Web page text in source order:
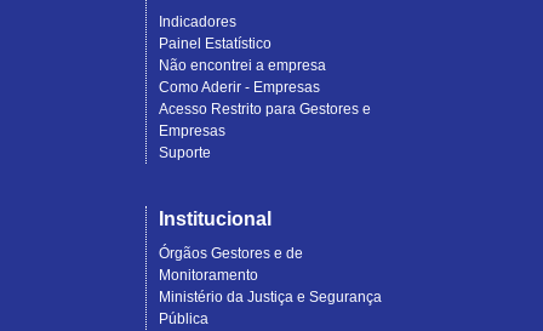
Indicadores
Painel Estatístico
Não encontrei a empresa
Como Aderir - Empresas
Acesso Restrito para Gestores e
Empresas
Suporte
Institucional
Órgãos Gestores e de
Monitoramento
Ministério da Justiça e Segurança
Pública